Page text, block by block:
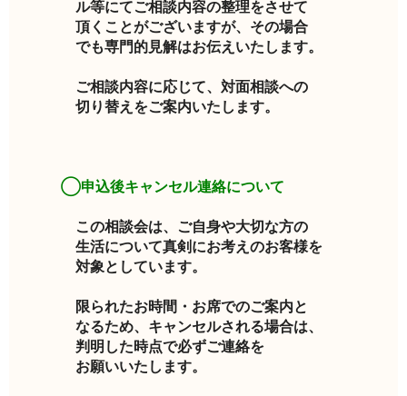
ル等にてご相談内容の整理をさせて
頂くことがございますが、その場合
でも専門的見解はお伝えいたします。
ご相談内容に応じて、対面相談への
切り替えをご案内いたします。
◯申込後キャンセル連絡について
この相談会は、ご自身や大切な方の
生活について真剣にお考えのお客様を
対象としています。
限られたお時間・お席でのご案内と
なるため、キャンセルされる場合は、
判明した時点で必ずご連絡を
お願いいたします。